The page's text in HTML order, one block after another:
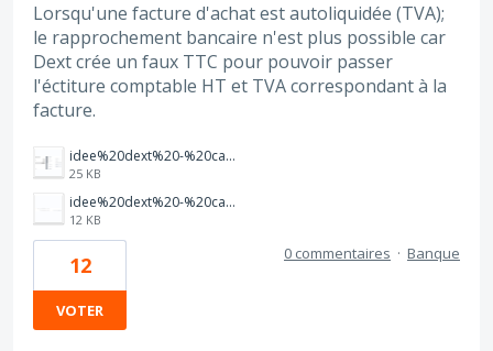
Lorsqu'une facture d'achat est autoliquidée (TVA);
le rapprochement bancaire n'est plus possible car
Dext crée un faux TTC pour pouvoir passer
l'éctiture comptable HT et TVA correspondant à la
facture.
idee%20dext%20-%20capture%202.PNG
25 KB
idee%20dext%20-%20capture%201.PNG
12 KB
12
VOTER
0 commentaires · Banque